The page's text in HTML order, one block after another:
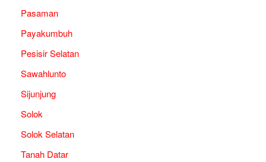
Pasaman
Payakumbuh
Pesisir Selatan
Sawahlunto
Sijunjung
Solok
Solok Selatan
Tanah Datar